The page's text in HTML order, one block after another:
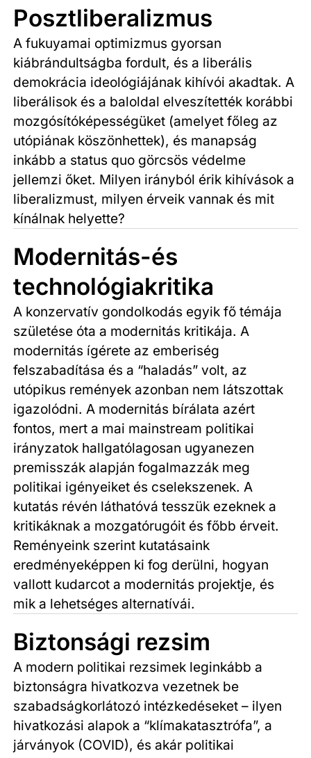
Posztliberalizmus
A fukuyamai optimizmus gyorsan
kiábrándultságba fordult, és a liberális
demokrácia ideológiájának kihívói akadtak. A
liberálisok és a baloldal elveszítették korábbi
mozgósítóképességüket (amelyet főleg az
utópiának köszönhettek), és manapság
inkább a status quo görcsös védelme
jellemzi őket. Milyen irányból érik kihívások a
liberalizmust, milyen érveik vannak és mit
kínálnak helyette?
Modernitás-és
technológiakritika
A konzervatív gondolkodás egyik fő témája
születése óta a modernitás kritikája. A
modernitás ígérete az emberiség
felszabadítása és a “haladás” volt, az
utópikus remények azonban nem látszottak
igazolódni. A modernitás bírálata azért
fontos, mert a mai mainstream politikai
irányzatok hallgatólagosan ugyanezen
premisszák alapján fogalmazzák meg
politikai igényeiket és cselekszenek. A
kutatás révén láthatóvá tesszük ezeknek a
kritikáknak a mozgatórugóit és főbb érveit.
Reményeink szerint kutatásaink
eredményeképpen ki fog derülni, hogyan
vallott kudarcot a modernitás projektje, és
mik a lehetséges alternatívái.
Biztonsági rezsim
A modern politikai rezsimek leginkább a
biztonságra hivatkozva vezetnek be
szabadságkorlátozó intézkedéseket – ilyen
hivatkozási alapok a “klímakatasztrófa”, a
járványok (COVID), és akár politikai